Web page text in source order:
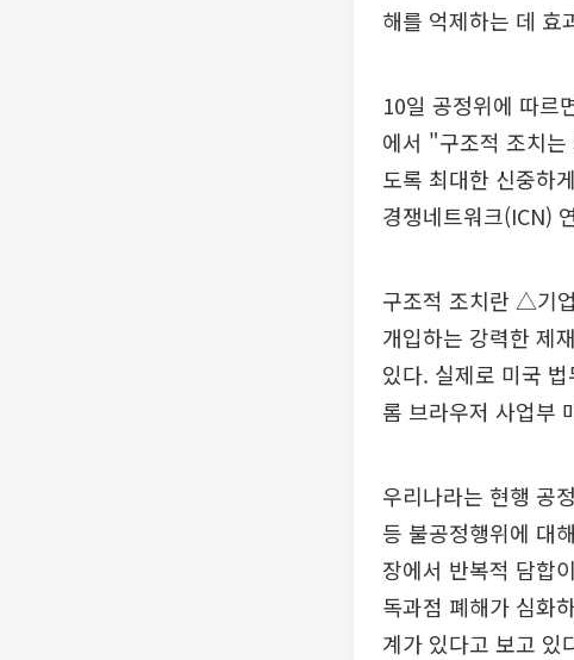
해를 억제하는 데 효
10일 공정위에 따르
에서 "구조적 조치는
도록 최대한 신중하
경쟁네트워크(ICN)
구조적 조치란 △기
개입하는 강력한 제
있다. 실제로 미국
롬 브라우저 사업부
우리나라는 현행 공
등 불공정행위에 대
장에서 반복적 담합
독과점 폐해가 심화
계가 있다고 보고 있